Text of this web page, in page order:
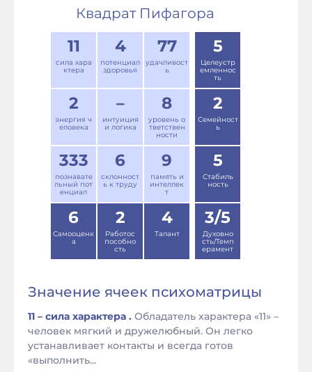
Квадрат Пифагора
11
сила хара
ктера
4
потенциал
здоровья
77
удачливост
ь
2
энергия ч
еловека
–
интуиция
и логика
8
уровень о
тветствен
ности
333
познавате
льный пот
енциал
6
склонност
ь к труду
9
память и
интеллек
т
5
Целеустр
емленнос
ть
2
Семейност
ь
5
Стабиль
ность
6
Самооценк
а
2
Работос
пособно
сть
4
Талант
3/5
Духовно
сть/Темп
ерамент
Значение ячеек психоматрицы
11 – сила характера . Обладатель характера «11» –
человек мягкий и дружелюбный. Он легко
устанавливает контакты и всегда готов
«выполнить...